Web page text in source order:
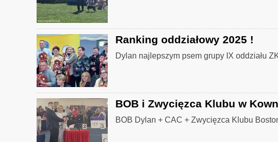
Ranking oddziałowy 2025 !
Dylan najlepszym psem grupy IX oddziału
BOB i Zwycięzca Klubu w
BOB Dylan + CAC + Zwycięzca Klubu